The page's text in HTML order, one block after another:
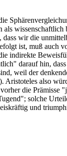
wissenschaftlich
wir die
ist, muß auch
indirekte
darauf hin,
weil der
Aristoteles also
die Prämisse
solche
und